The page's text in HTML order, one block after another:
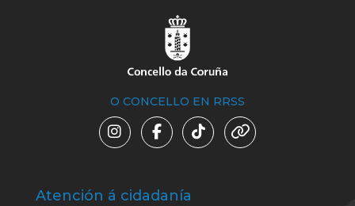
O CONCELLO EN RRSS
Atención á cidadanía